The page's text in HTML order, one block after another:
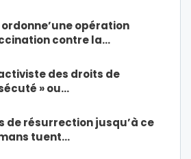
opération
contre la…
des droits de
» ou…
de résurrection jusqu’à ce
tuent…